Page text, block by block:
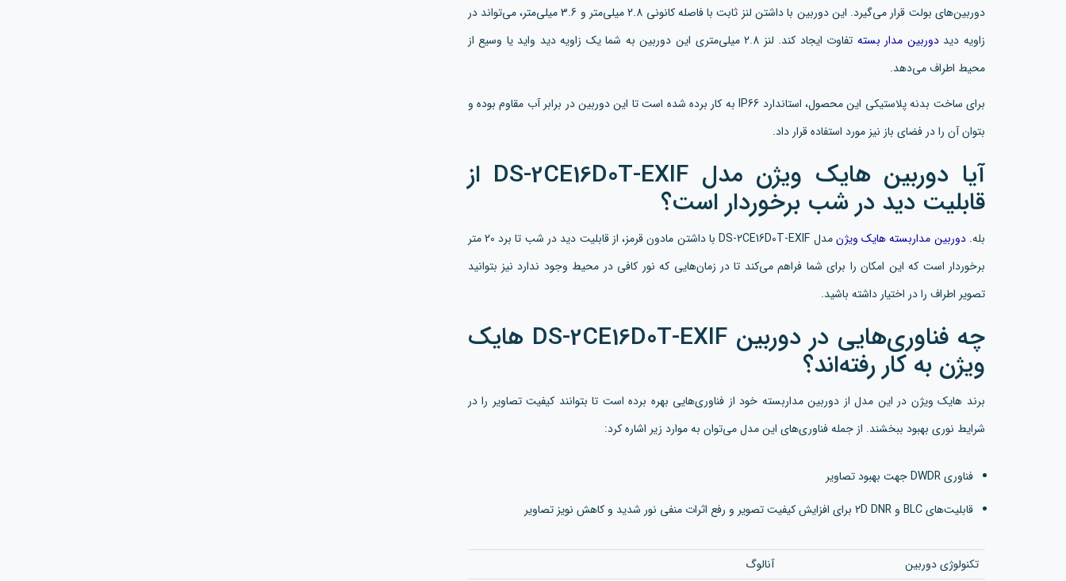
دوربین‌های بولت قرار می‌گیرد. این دوربین با داشتن لنز ثابت با فاصله کانونی 2.8 میلی‌متر و 3.6 میلی‌متر، می‌تواند در
زاویه دیددوربین مدار بسته
تفاوت ایجاد کند. لنز 2.8 میلی‌متری این دوربین به شما یک زاویه دید واید یا وسیع از
محیط اطراف می‌دهد.
برای ساخت بدنه پلاستیکی این محصول، استاندارد IP66 به کار برده شده است تا این دوربین در برابر آب مقاوم بوده و
بتوان آن را در فضای باز نیز مورد استفاده قرار داد.
آیا دوربین هایک ویژن مدل DS-2CE16D0T-EXIF از
قابلیت دید در شب برخوردار است؟
بله.دوربین مداربسته هایک ویژن
مدل DS-2CE16D0T-EXIF با داشتن مادون قرمز، از قابلیت دید در شب تا برد 20 متر
برخوردار است که این امکان را برای شما فراهم می‌کند تا در زمان‌هایی که نور کافی در محیط وجود ندارد نیز بتوانید
تصویر اطراف را در اختیار داشته باشید.
چه فناوری‌هایی در دوربین DS-2CE16D0T-EXIF هایک
ویژن به کار رفته‌اند؟
برند هایک ویژن در این مدل از دوربین مداربسته خود از فناوری‌هایی بهره برده است تا بتوانند کیفیت تصاویر را در
شرایط نوری بهبود ببخشند. از جمله فناوری‌های این مدل می‌توان به موارد زیر اشاره کرد:
فناوری DWDR جهت بهبود تصاویر
قابلیت‌های BLC و 2D DNR برای افزایش کیفیت تصویر و رفع اثرات منفی نور شدید و کاهش نویز تصاویر
تکنولوژی دوربین
آنالوگ